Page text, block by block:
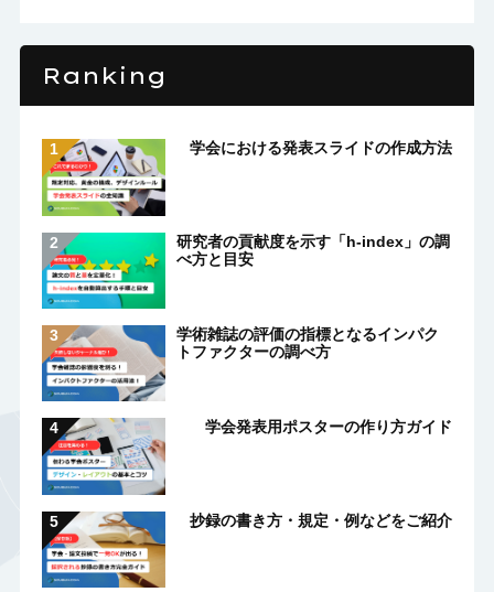
Ranking
学会における発表スライドの作成方法
研究者の貢献度を示す「h-index」の調
べ方と目安
学術雑誌の評価の指標となるインパク
トファクターの調べ方
学会発表用ポスターの作り方ガイド
抄録の書き方・規定・例などをご紹介